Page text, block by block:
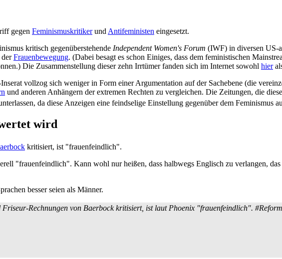
gegen Feminismuskritikerund Antifeministen eingesetzt.
kritisch gegenüberstehende Independent Women's Forum (IWF) in diversen US-
derFrauenbewegung. (Dabei besagt es schon Einiges, dass dem feministischen
Die Zusammen­stellung dieser zehn Irrtümer fanden sich im Internet sowohl hier
vollzog sich weniger in Form einer Argumentation auf der Sachebene (die
und anderen Anhängern der extremen Rechten zu vergleichen. Die Zeitungen, die
da diese Anzeigen eine feindselige Einstellung gegenüber dem Feminismus
wird
kritisiert, ist "frauenfeindlich".
"frauenfeindlich". Kann wohl nur heißen, dass halbwegs Englisch zu verlangen,
besser seien als Männer.
Friseur-Rechnungen von Baerbock kritisiert, ist laut Phoenix "frauenfeindlich".